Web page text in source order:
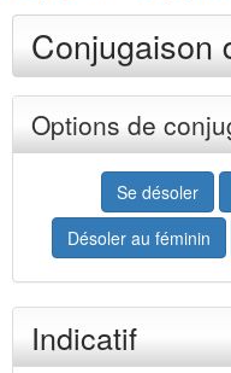
Conjugaison
Options de
Se désoler
Désoler au féminin
Indicatif